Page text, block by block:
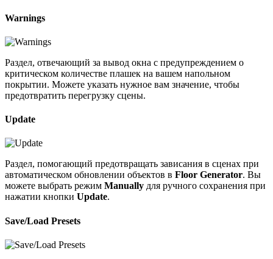
Warnings
Раздел, отвечающий за вывод окна с предупреждением о
критическом количестве плашек на вашем напольном
покрытии. Можете указать нужное вам значение, чтобы
предотвратить перегрузку сцены.
Update
Раздел, помогающий предотвращать зависания в сценах при
автоматическом обновлении объектов в Floor Generator. Вы
можете выбрать режим Manually для ручного сохранения при
нажатии кнопки Update.
Save/Load Presets